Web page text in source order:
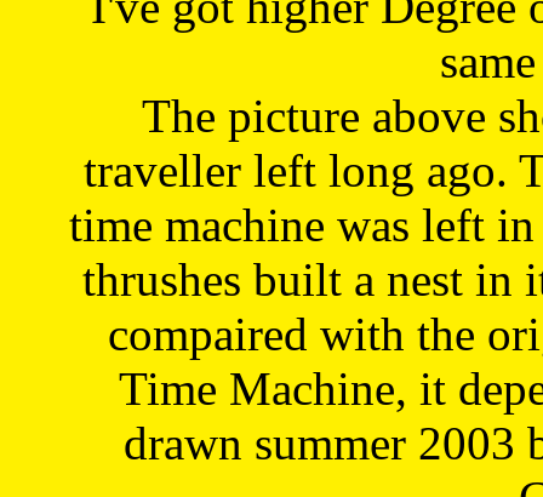
The picture above
traveller left long ago.
time machine was left
thrushes built a nest in
compaired with the
Time Machine, it
drawn summer 2003